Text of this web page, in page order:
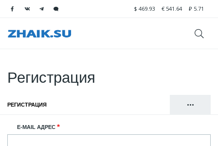
$ 469.93 € 541.64 ₽ 5.71
Регистрация
•••
вкладки
ВОЙТИ
РЕГИСТРАЦИЯ
E-MAIL АДРЕС